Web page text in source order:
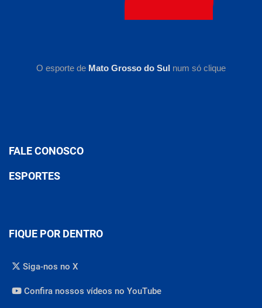
O esporte de Mato Grosso do Sul num só clique
FALE CONOSCO
ESPORTES
FIQUE POR DENTRO
Siga-nos no X
Confira nossos vídeos no YouTube